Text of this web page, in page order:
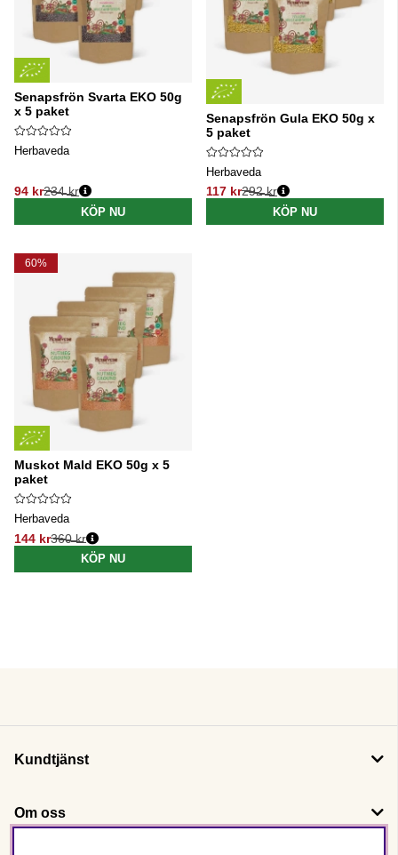
Senapsfrön Svarta EKO 50g
x 5 paket
Herbaveda
94 kr
Ordinarie pris:
234 kr
KÖP NU
Senapsfrön Gula EKO 50g x
5 paket
Herbaveda
117 kr
Ordinarie pris:
292 kr
KÖP NU
60%
Muskot Mald EKO 50g x 5
paket
Herbaveda
144 kr
Ordinarie pris:
360 kr
KÖP NU
Kundtjänst
Om oss